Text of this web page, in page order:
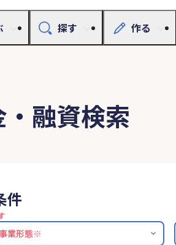
探す 作る
融資検索
件